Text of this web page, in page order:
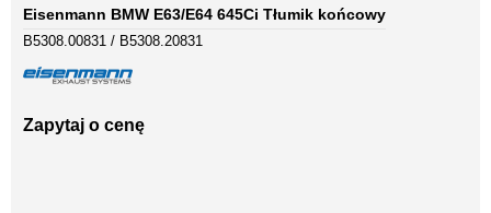
Eisenmann BMW E63/E64 645Ci Tłumik końcowy
B5308.00831 / B5308.20831
Zapytaj o cenę